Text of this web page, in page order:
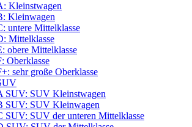
Kleinstwagen
Kleinwagen
untere Mittelklasse
Mittelklasse
obere Mittelklasse
Oberklasse
sehr große Oberklasse
SUV: SUV Kleinstwagen
SUV: SUV Kleinwagen
SUV: SUV der unteren Mittelklasse